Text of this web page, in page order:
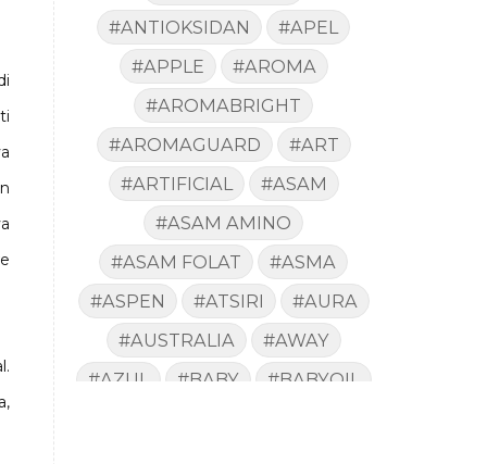
#ANTIOKSIDAN
#APEL
#APPLE
#AROMA
#AROMABRIGHT
#AROMAGUARD
#ART
#ARTIFICIAL
#ASAM
#ASAM AMINO
#ASAM FOLAT
#ASMA
#ASPEN
#ATSIRI
#AURA
#AUSTRALIA
#AWAY
#AZUL
#BABY
#BABYOIL